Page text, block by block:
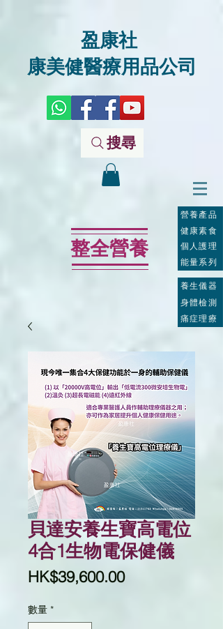
盈康社
康美健醫療用品公司
搜尋
整全營養
營養產品
個人護理
能量系列
健康素食
養生儀器
身體檢測
痛症理療
貝達安養生寶高電位
4合1生物電保健儀
HK$39,600.00價
數量 *